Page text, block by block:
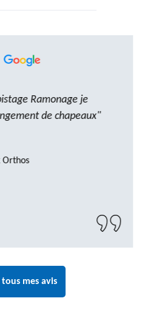
Ramonage je
de chapeaux"
mes avis